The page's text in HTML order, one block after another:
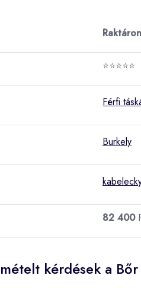
Raktáron
⭐⭐⭐⭐⭐
Férfi
Burkely
82 400
kérdések a